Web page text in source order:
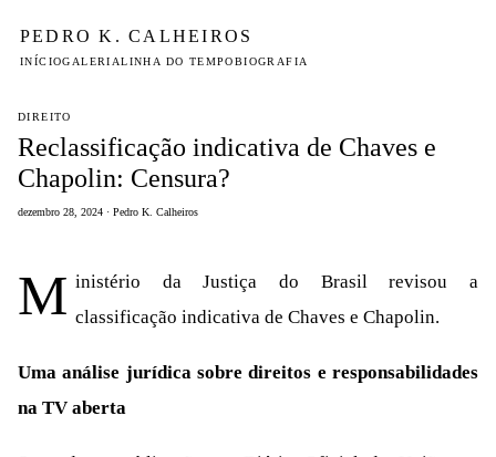
PEDRO K. CALHEIROS
INÍCIOGALERIALINHA DO TEMPOBIOGRAFIA
DIREITO
Reclassificação indicativa de Chaves e
Chapolin: Censura?
dezembro 28, 2024 · Pedro K. Calheiros
M inistério da Justiça do Brasil revisou a
classificação indicativa de Chaves e Chapolin.
Uma análise jurídica sobre direitos e responsabilidades
na TV aberta